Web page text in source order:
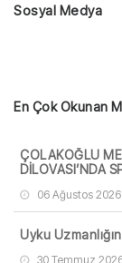
Sosyal Medya
En Çok Okunan
ÇOLAKOĞLU
DİLOVASI’NDA
06 Ağustos 2026
Uyku
30 Temmuz